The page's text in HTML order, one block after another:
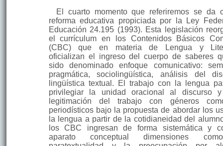
El cuarto momento que referiremos se da
reforma educativa propi­ciada por la Ley
Educación 24.195 (1993). Esta legislación
el currículum en los Contenidos Básicos
(CBC) que en materia de Lengua y
oficializan el ingreso del cuerpo de saberes
sido denominado enfoque comunicativo:
pragmática, sociolingüística, análisis del
lingüística textual. El trabajo con la lengua
privilegiar la unidad oracional al discurso
legitimación del trabajo con géneros
periodísticos bajo la propuesta de abordar los
la lengua a partir de la cotidianeidad del
los CBC ingresan de forma sistemática y
aparato conceptual dimensiones